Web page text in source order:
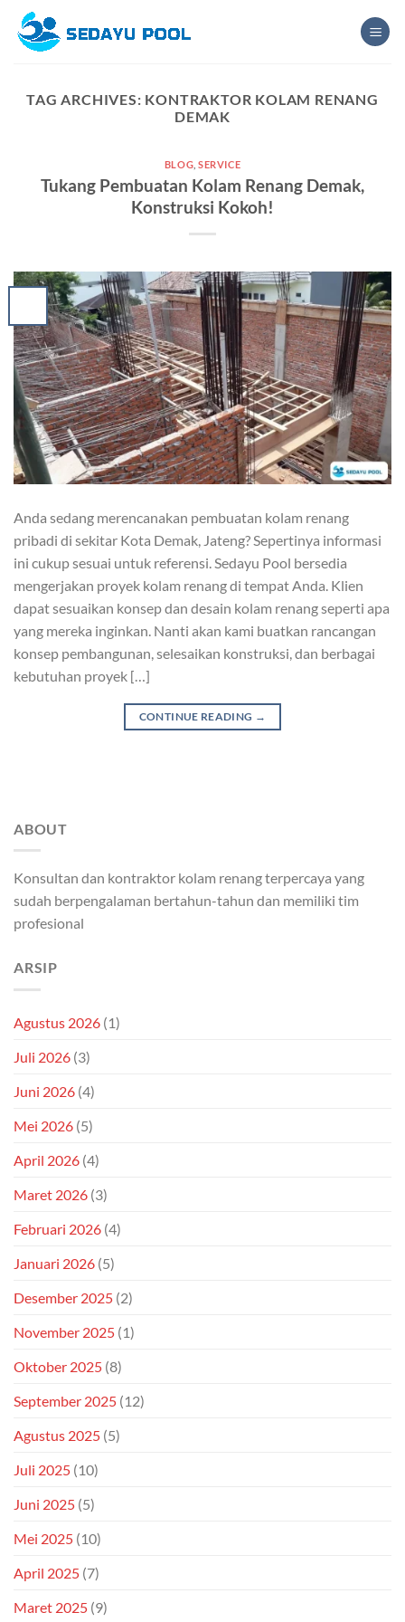
content
TAG ARCHIVES: KONTRAKTOR KOLAM RENANG
DEMAK
BLOG ,SERVICE
Tukang Pembuatan Kolam Renang Demak,
Konstruksi Kokoh!
Anda sedang merencanakan pembuatan kolam renang
pribadi di sekitar Kota Demak, Jateng? Sepertinya informasi
ini cukup sesuai untuk referensi. Sedayu Pool bersedia
mengerjakan proyek kolam renang di tempat Anda. Klien
dapat sesuaikan konsep dan desain kolam renang seperti apa
yang mereka inginkan. Nanti akan kami buatkan rancangan
konsep pembangunan, selesaikan konstruksi, dan berbagai
kebutuhan proyek […]
CONTINUE READING →
ABOUT
Konsultan dan kontraktor kolam renang terpercaya yang
sudah berpengalaman bertahun-tahun dan memiliki tim
profesional
ARSIP
Agustus 2026 (1)
Juli 2026 (3)
Juni 2026 (4)
Mei 2026 (5)
April 2026 (4)
Maret 2026 (3)
Februari 2026 (4)
Januari 2026 (5)
Desember 2025 (2)
November 2025 (1)
Oktober 2025 (8)
September 2025 (12)
Agustus 2025 (5)
Juli 2025 (10)
Juni 2025 (5)
Mei 2025 (10)
April 2025 (7)
Maret 2025 (9)